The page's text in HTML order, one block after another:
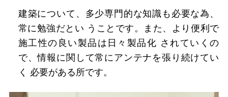
建築について、多少専門的な知識も必要な為、
常に勉強だとい うことです。また、より便利で
施工性の良い製品は日々製品化 されていくの
で、情報に関して常にアンテナを張り続けてい
く 必要がある所です。